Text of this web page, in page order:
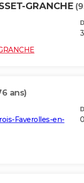
GRANCHE
ans)
Faverolles-en-